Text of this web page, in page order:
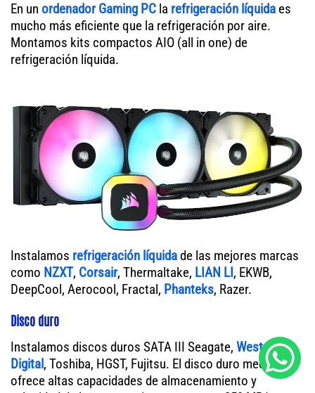
En un ordenador Gaming PC la refrigeración líquida es
mucho más eficiente que la refrigeración por aire.
Montamos kits compactos AIO (all in one) de
refrigeración líquida.
Instalamos refrigeración líquidade las mejores marcas
como NZXT, Corsair, Thermaltake, LIAN LI, EKWB,
DeepCool, Aerocool, Fractal, Phanteks, Razer.
Disco duro
Instalamos discos duros SATA III Seagate, Western
Digital, Toshiba, HGST, Fujitsu. El disco duro mecánico
ofrece altas capacidades de almacenamiento y